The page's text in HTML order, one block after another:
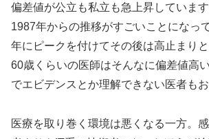
偏差値が公立も私立も急上昇していま
1987年からの推移がすごいことになっ
年にピークを付けてその後は高止まり
60歳くらいの医師はそんなに偏差値高
でエビデンスとか理解できない医者もお
医療を取り巻く環境は悪くなる一方。